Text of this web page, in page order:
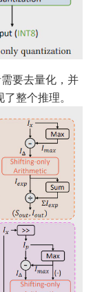
要去量化，并
整个推理。